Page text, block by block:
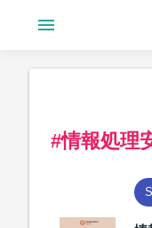
menu
#情報処理